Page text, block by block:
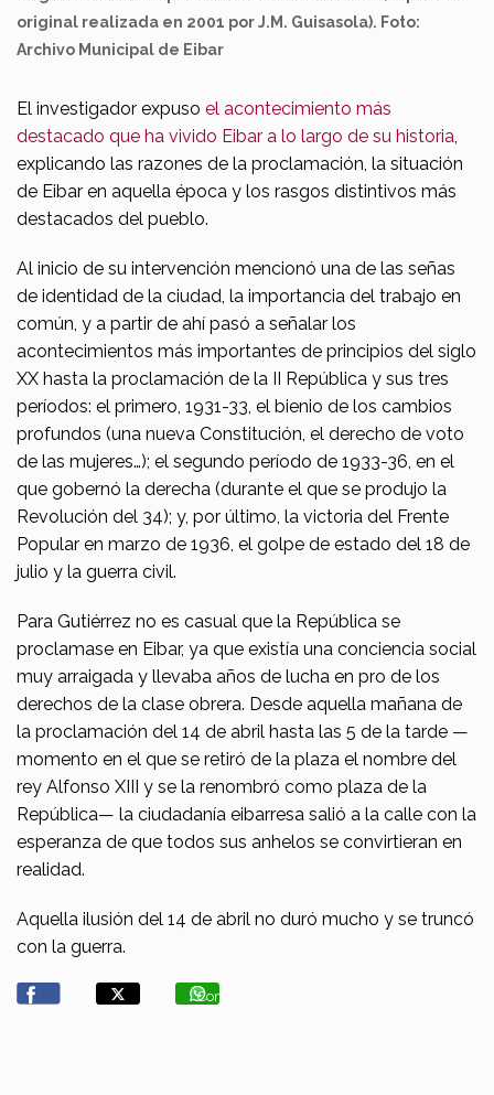
original realizada en 2001 por J.M. Guisasola). Foto:
Archivo Municipal de Eibar
El investigador expuso el acontecimiento más
destacado que ha vivido Eibar a lo largo de su historia,
explicando las razones de la proclamación, la situación
de Eibar en aquella época y los rasgos distintivos más
destacados del pueblo.
Al inicio de su intervención mencionó una de las señas
de identidad de la ciudad, la importancia del trabajo en
común, y a partir de ahí pasó a señalar los
acontecimientos más importantes de principios del siglo
XX hasta la proclamación de la II República y sus tres
períodos: el primero, 1931-33, el bienio de los cambios
profundos (una nueva Constitución, el derecho de voto
de las mujeres…); el segundo período de 1933-36, en el
que gobernó la derecha (durante el que se produjo la
Revolución del 34); y, por último, la victoria del Frente
Popular en marzo de 1936, el golpe de estado del 18 de
julio y la guerra civil.
Para Gutiérrez no es casual que la República se
proclamase en Eibar, ya que existía una conciencia social
muy arraigada y llevaba años de lucha en pro de los
derechos de la clase obrera. Desde aquella mañana de
la proclamación del 14 de abril hasta las 5 de la tarde —
momento en el que se retiró de la plaza el nombre del
rey Alfonso XIII y se la renombró como plaza de la
República— la ciudadanía eibarresa salió a la calle con la
esperanza de que todos sus anhelos se convirtieran en
realidad.
Aquella ilusión del 14 de abril no duró mucho y se truncó
con la guerra.
Compartir